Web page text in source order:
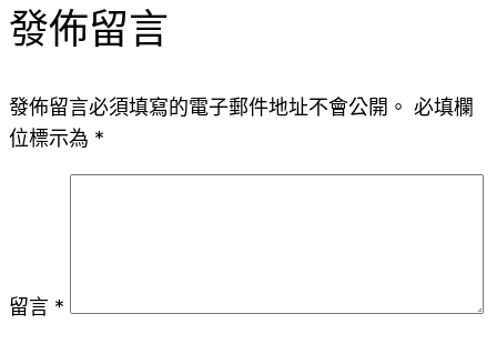
發佈留言
發佈留言必須填寫的電子郵件地址不會公開。 必填欄
位標示為 *
留言 *